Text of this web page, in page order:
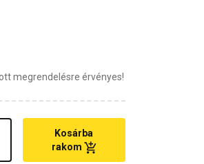
megrendelésre érvényes!
Kosárba
rakom